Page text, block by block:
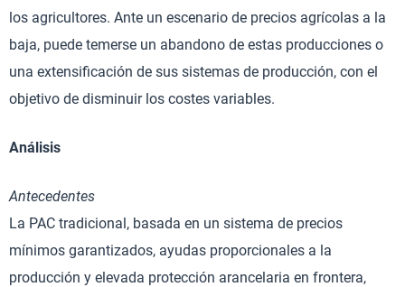
los agricultores. Ante un escenario de precios agrícolas a la
baja, puede temerse un abandono de estas producciones o
una extensificación de sus sistemas de producción, con el
objetivo de disminuir los costes variables.
Análisis
Antecedentes
La PAC tradicional, basada en un sistema de precios
mínimos garantizados, ayudas proporcionales a la
producción y elevada protección arancelaria en frontera,